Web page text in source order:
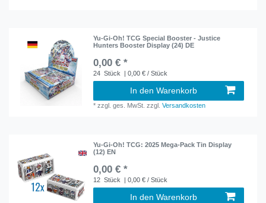
Yu-Gi-Oh! TCG Special Booster - Justice
Hunters Booster Display (24) DE
0,00 € *
24 Stück | 0,00 € / Stück
In den Warenkorb
*zzgl. ges. MwSt. zzgl.Versandkosten
Yu-Gi-Oh! TCG: 2025 Mega-Pack Tin Display
(12) EN
0,00 € *
12 Stück | 0,00 € / Stück
In den Warenkorb